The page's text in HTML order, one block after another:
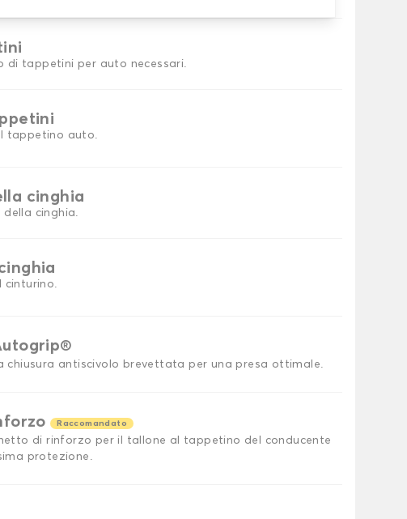
di tappetini per auto necessari.
tappetino auto.
cinghia
della cinghia.
cinturino.
chiusura antiscivolo brevettata per una presa ottimale.
Raccomandato
di rinforzo per il tallone al tappetino del conducente
protezione.